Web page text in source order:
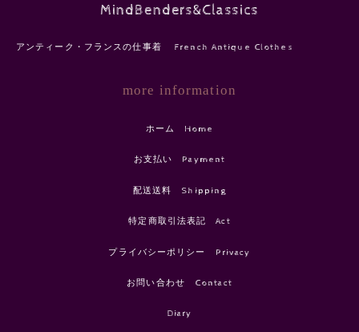
MindBenders&Classics
アンティーク・フランスの仕事着 French Antique Clothes
more information
ホーム Home
お支払い Payment
配送送料 Shipping
特定商取引法表記 Act
プライバシーポリシー Privacy
お問い合わせ Contact
Diary